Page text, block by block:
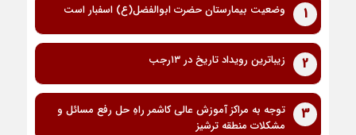
1 وضعیت بیمارستان حضرت ابوالفضل(ع) اسفبار است
2 زیباترین رویداد تاریخ در ۱۳رجب
3
توجه به مراکز آموزش عالی کاشمر راهِ حل رفع مسائل و
مشکلات منطقه ترشیز